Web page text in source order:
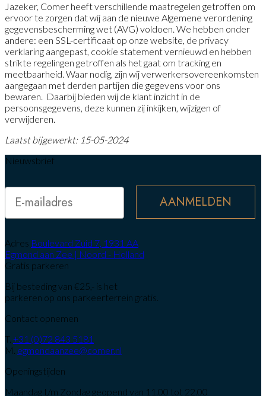
Jazeker, Comer heeft verschillende maatregelen getroffen om
ervoor te zorgen dat wij aan de nieuwe Algemene verordening
gegevensbescherming wet (AVG) voldoen. We hebben onder
andere: een SSL-certificaat op onze website, de privacy
verklaring aangepast, cookie statement vernieuwd en hebben
strikte regelingen getroffen als het gaat om tracking en
meetbaarheid. Waar nodig, zijn wij verwerkersovereenkomsten
aangegaan met derden partijen die gegevens voor ons
bewaren. Daarbij bieden wij de klant inzicht in de
persoonsgegevens, deze kunnen zij inkijken, wijzigen of
verwijderen.
Laatst bijgewerkt: 15-05-2024
Nieuwsbrief
Email AANMELDEN
Adres Boulevard Zuid 7, 1931 AA
Egmond aan Zee | Noord - Holland
Gratis parkeren
Bij besteding van €25,- is het
parkeren op ons parkeerterrein gratis.
Contact opnemen
T. +31 (0)72 843 5181
M. egmondaanzee@comer.nl
Openingstijden
Maandag t/m Zondag geopend van 11.00 tot 22.00